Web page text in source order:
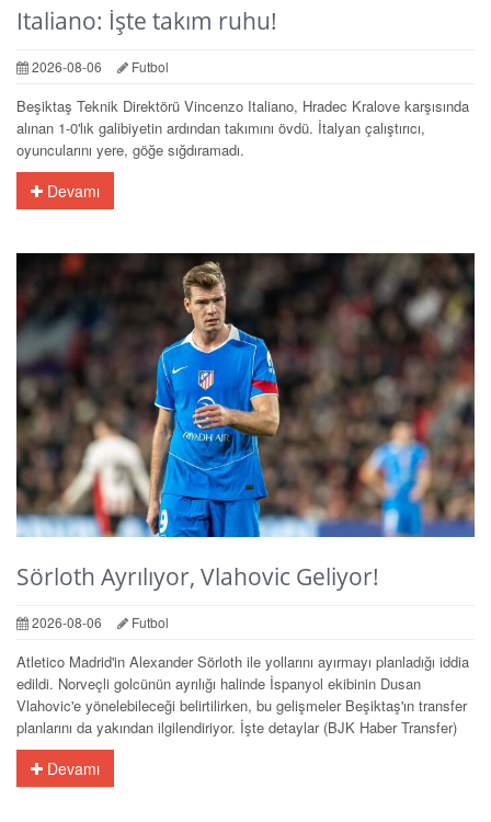
Italiano: İşte takım ruhu!
2026-08-06 Futbol
Beşiktaş Teknik Direktörü Vincenzo Italiano, Hradec Kralove karşısında
alınan 1-0'lık galibiyetin ardından takımını övdü. İtalyan çalıştırıcı,
oyuncularını yere, göğe sığdıramadı.
Devamı
Sörloth Ayrılıyor, Vlahovic Geliyor!
2026-08-06 Futbol
Atletico Madrid'in Alexander Sörloth ile yollarını ayırmayı planladığı iddia
edildi. Norveçli golcünün ayrılığı halinde İspanyol ekibinin Dusan
Vlahovic'e yönelebileceği belirtilirken, bu gelişmeler Beşiktaş'ın transfer
planlarını da yakından ilgilendiriyor. İşte detaylar (BJK Haber Transfer)
Devamı